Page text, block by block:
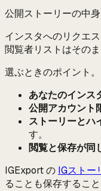
公開ストーリーの中
インスタへのリクエ
閲覧者リストはそのま
選ぶときのポイント。
あなたのインス
公開アカウント
ストーリーとハ
す。
閲覧と保存が同
IGExport の IGストー
ることも保存するこ